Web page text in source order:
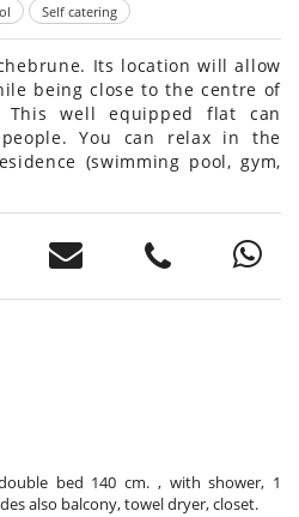
Self catering
Its location will allow
being close to the centre of
This well equipped flat can
You can relax in the
(swimming pool, gym,
bed 140 cm. , with shower, 1
also balcony, towel dryer, closet.